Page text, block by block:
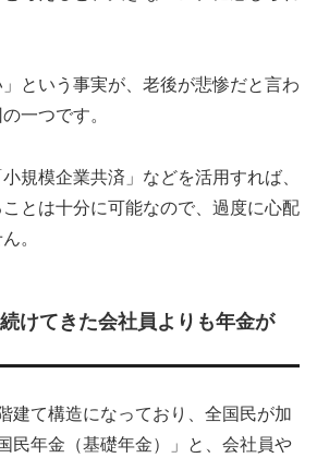
という事実が、老後が悲惨だと言わ
一つです。
規模企業共済」などを活用すれば、
とは十分に可能なので、過度に心配
。
けてきた会社員よりも年金が
建て構造になっており、全国民が加
民年金（基礎年金）」と、会社員や